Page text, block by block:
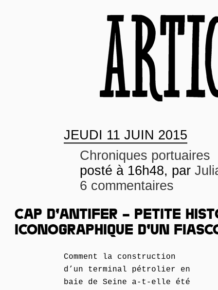
JEUDI 11 JUIN 2015
Chroniques portuaires
posté à 16h48, par
6 commentaires
CAP D’ANTIFER – PETITE
ICONOGRAPHIQUE D’UN
Comment la construction
d’un terminal pétrolier en
baie de Seine a-t-elle été